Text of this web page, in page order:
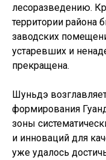
лесоразведению.
территории района
заводских
устаревших и
прекращена.
Шуньдэ
формирования
зоны
и инноваций для
уже удалось